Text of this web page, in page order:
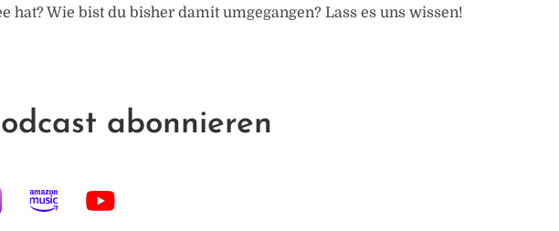
hat? Wie bist du bisher damit umgegangen? Lass es uns wissen!
abonnieren